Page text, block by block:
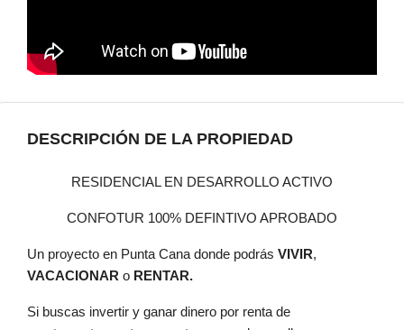
DESCRIPCIÓN DE LA PROPIEDAD
RESIDENCIAL EN DESARROLLO ACTIVO
CONFOTUR 100% DEFINTIVO APROBADO
Un proyecto en Punta Cana donde podrás VIVIR,
VACACIONAR o RENTAR.
Si buscas invertir y ganar dinero por renta de